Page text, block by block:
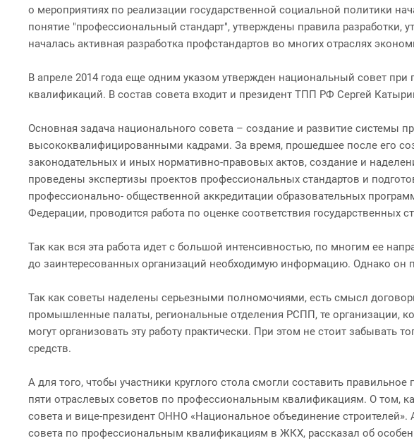
о мероприятиях по реализации государственной социальной политики
понятие "профессиональный стандарт", утверждены правила разработки,
началась активная разработка профстандартов во многих отраслях
В апреле 2014 года еще одним указом утвержден национальный совет
квалификаций. В состав совета входит и президент ТПП РФ Сергей
Основная задача национального совета – создание и развитие
высококвалифицированными кадрами. За время, прошедшее после его
законодательных и иных нормативно-правовых актов, создание и
проведены экспертизы проектов профессиональных стандартов и
профессионально- общественной аккредитации образовательных
Федерации, проводится работа по оценке соответствия
Так как вся эта работа идет с большой интенсивностью, по многим ее
до заинтересованных организаций необходимую информацию. Однако
Так как советы наделены серьезными полномочиями, есть смысл
промышленные палаты, региональные отделения РСПП, те
могут организовать эту работу практически. При этом не стоит забывать
средств.
А для того, чтобы участники круглого стола смогли составить
пяти отраслевых советов по профессиональным квалификациям. О том,
совета и вице-президент ОННО «Национальное объединение
совета по профессиональным квалификациям в ЖКХ, рассказал об